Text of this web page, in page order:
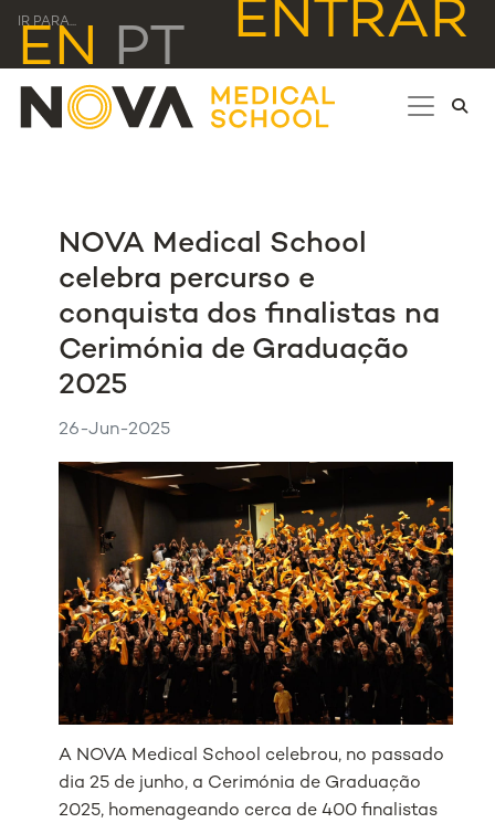
IR PARA... ENTRAR
EN PT
NOVA Medical School
celebra percurso e
conquista dos finalistas na
Cerimónia de Graduação
2025
26-Jun-2025
A NOVA Medical School celebrou, no passado
dia 25 de junho, a Cerimónia de Graduação
2025, homenageando cerca de 400 finalistas